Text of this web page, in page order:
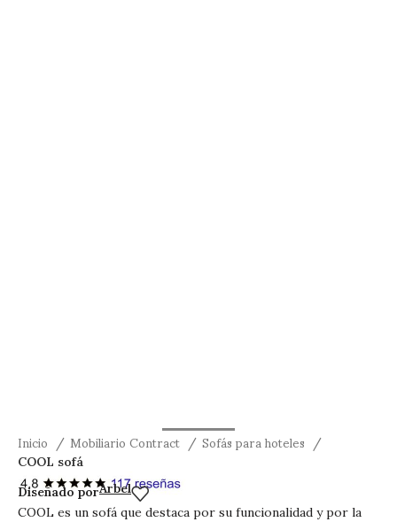
Inicio Mobiliario Contract Sofás para hoteles
COOL sofá
COOL sofá
Diseñado porArbel
COOL es un sofá que destaca por su funcionalidad y por la